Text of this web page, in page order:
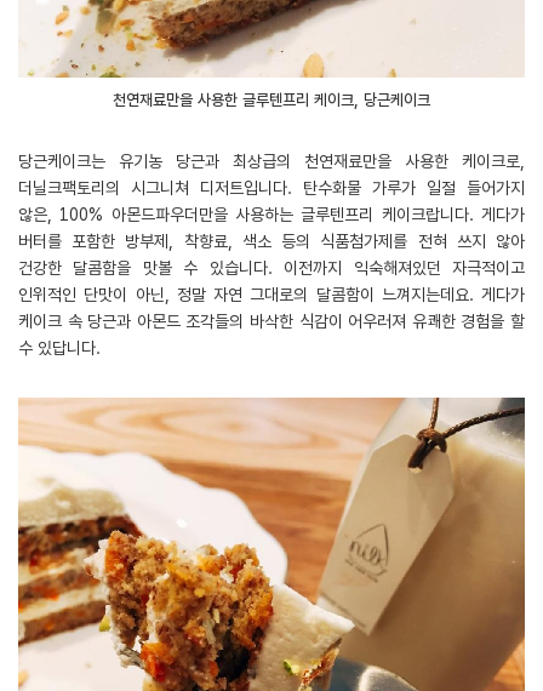
천연재료만을 사용한 글루텐프리 케이크, 당근케이크
당근케이크는 유기농 당근과 최상급의 천연재료만을 사용한 케이크로,
더닐크팩토리의 시그니쳐 디저트입니다. 탄수화물 가루가 일절 들어가지
않은, 100% 아몬드파우더만을 사용하는 글루텐프리 케이크랍니다. 게다가
버터를 포함한 방부제, 착향료, 색소 등의 식품첨가제를 전혀 쓰지 않아
건강한 달콤함을 맛볼 수 있습니다. 이전까지 익숙해져있던 자극적이고
인위적인 단맛이 아닌, 정말 자연 그대로의 달콤함이 느껴지는데요. 게다가
케이크 속 당근과 아몬드 조각들의 바삭한 식감이 어우러져 유쾌한 경험을 할
수 있답니다.